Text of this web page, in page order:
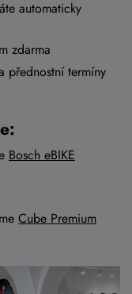
automaticky
zdarma
přednostní termíny
Bosch eBIKE
Cube Premium